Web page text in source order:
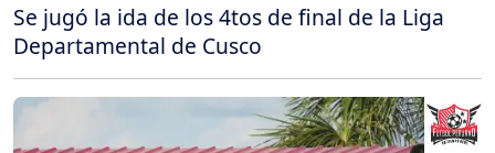
Se jugó la ida de los 4tos de final de la Liga
Departamental de Cusco